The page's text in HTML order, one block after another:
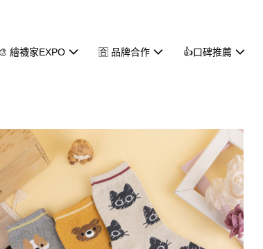
繪襪家EXPO 🈴 品牌合作 👍口碑推薦